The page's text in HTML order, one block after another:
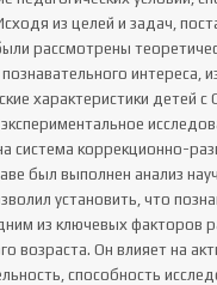
из целей и задач,
рассмотрены
интереса,
характеристики детей с
система коррекционно-
был выполнен анализ
установить, что
из ключевых факторов
возраста. Он влияет на
способность